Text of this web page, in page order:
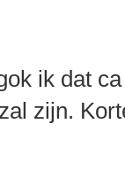
ik dat
zijn.